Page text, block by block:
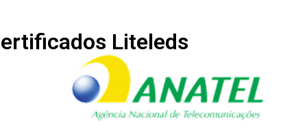
Liteleds